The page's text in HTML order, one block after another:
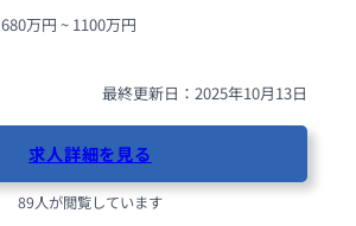
680万円 ~ 1100万円
最終更新日：2025年10月13日
求人詳細を見る
89人が閲覧しています